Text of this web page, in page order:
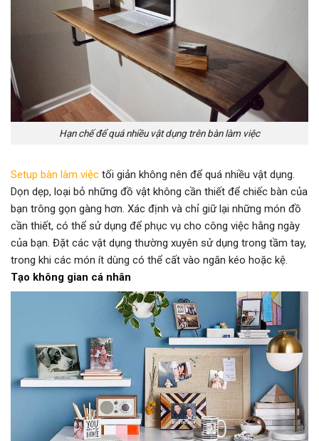
Hạn chế để quá nhiều vật dụng trên bàn làm việc
Setup bàn làm việc tối giản không nên để quá nhiều vật dụng.
Dọn dẹp, loại bỏ những đồ vật không cần thiết để chiếc bàn của
bạn trông gọn gàng hơn. Xác định và chỉ giữ lại những món đồ
cần thiết, có thể sử dụng để phục vụ cho công việc hằng ngày
của bạn. Đặt các vật dụng thường xuyên sử dụng trong tầm tay,
trong khi các món ít dùng có thể cất vào ngăn kéo hoặc kệ.
Tạo không gian cá nhân